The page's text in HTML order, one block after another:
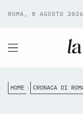
ROMA, 8 AGOSTO 2026
HOME CRONACA DI